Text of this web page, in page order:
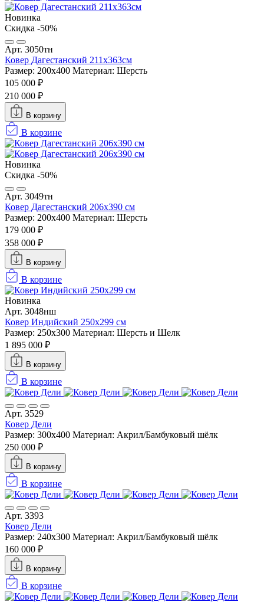
Новинка
Скидка -50%
Арт. 3050тн
Ковер Дагестанский 211x363см
Размер: 200х400 Материал: Шерсть
105 000 ₽
210 000 ₽
В корзину
В корзине
Новинка
Скидка -50%
Арт. 3049тн
Ковер Дагестанский 206x390 см
Размер: 200х400 Материал: Шерсть
179 000 ₽
358 000 ₽
В корзину
В корзине
Новинка
Арт. 3048нш
Ковер Индийский 250x299 см
Размер: 250x300 Материал: Шерсть и Шелк
1 895 000 ₽
В корзину
В корзине
Арт. 3529
Ковер Дели
Размер: 300х400 Материал: Акрил/Бамбуковый шёлк
250 000 ₽
В корзину
В корзине
Арт. 3393
Ковер Дели
Размер: 240х300 Материал: Акрил/Бамбуковый шёлк
160 000 ₽
В корзину
В корзине